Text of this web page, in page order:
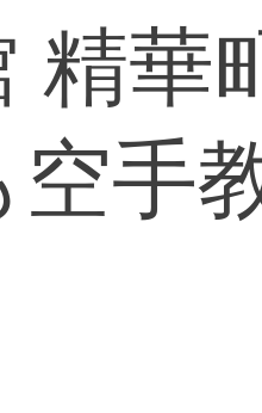
精華
空手